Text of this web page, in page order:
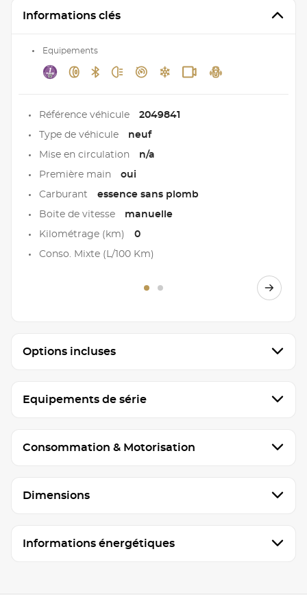
Informations clés
Equipements
Référence véhicule 2049841
Type de véhicule neuf
Mise en circulation n/a
Première main oui
Carburant essence sans plomb
Boite de vitesse manuelle
Kilométrage (km) 0
Conso. Mixte (L/100 Km)
Options incluses
Equipements de série
Consommation & Motorisation
Dimensions
Informations énergétiques